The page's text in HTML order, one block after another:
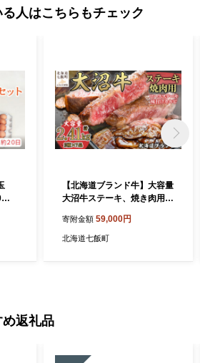
、増加率では渡島管内でトップの12.8％
石狩町（現石狩市）、広島町（現北広島
となっております。 令和7年12月
る人口は 26,824人（男12,451人、女14,3
帯です。
人はこちらもチェック
日
【北海道ブランド牛】大容量
大沼牛ステーキ、焼き肉用
枚、味付けカルビ400g×4
P） 【ふるさと納税 人気 お
寄附金額 59,000円
北海道七飯町
返礼品